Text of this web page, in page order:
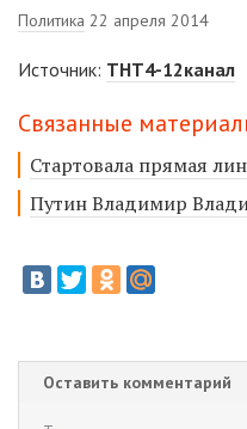
Политика 22 апреля 2014
Источник: ТНТ4-12канал
Связанные
Стартовала прямая
Путин Владимир
Оставить комментарий